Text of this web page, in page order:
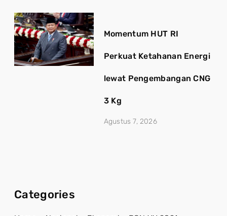
Momentum HUT RI
Perkuat Ketahanan Energi
lewat Pengembangan CNG
3 Kg
Agustus 7, 2026
Categories